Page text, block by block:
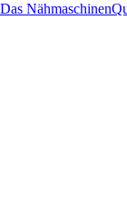
Das